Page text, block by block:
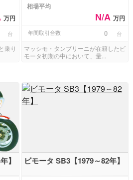
万円
台
乗り
相場平均
N/A 万円
年間取引台数 0 台
マッシモ・タンブリーニが在籍したビ
モータ初期の中において、量...
】 ビモータ SB3【1979～82年】